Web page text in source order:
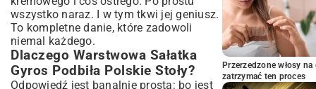
Czosnkowego po Egzotyczne Akcenty
Krok po Kroku: Jak Złożyć Warstwową
Sałatkę Gyros?
Przygotowanie Bazy: Odpowiednie Krojenie
i Smażenie Składników
Sztuka Układania Warstw: Estetyka i
wszystko naraz. I w tym tkwi jej geniusz.
To kompletne danie, które zadowoli
niemal każdego.
Dlaczego Warstwowa Sałatka
Gyros Podbiła Polskie Stoły?
Odpowiedź jest banalnie prosta: bo jest
Przerzedzone włosy
zatrzymać ten proces